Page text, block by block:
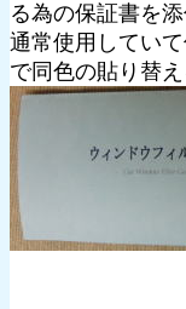
る為の保証書を
通常使用してい
で同色の貼り替え